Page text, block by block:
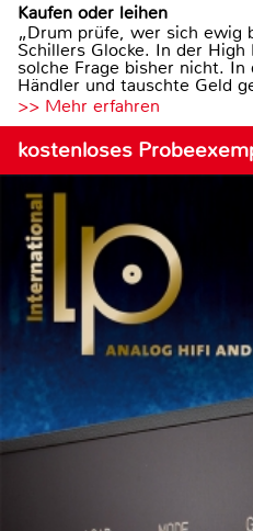
Kaufen oder leihen
„Drum prüfe, wer sich ewig
Schillers Glocke. In der
solche Frage bisher nicht.
Händler und tauschte Geld
>> Mehr erfahren
kostenloses